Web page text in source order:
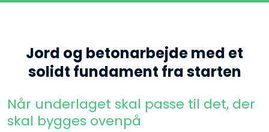
​Jord og betonarbejde med et
solidt fundament fra starten
Når underlaget skal passe til det, der
skal bygges ovenpå